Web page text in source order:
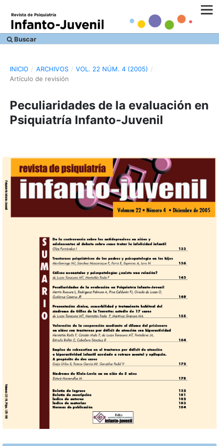
Buscar
INICIO / ARCHIVOS / VOL. 22 NÚM. 4 (2005) /
Artículo de revisión
Peculiaridades de la evaluación en
Psiquiatría Infanto-Juvenil